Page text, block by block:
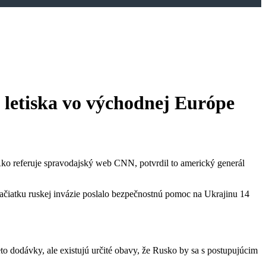
vo východnej Európe
referuje spravodajský web CNN, potvrdil to americký generál
ruskej invázie poslalo bezpečnostnú pomoc na Ukrajinu 14
dodávky, ale existujú určité obavy, že Rusko by sa s postupujúcim